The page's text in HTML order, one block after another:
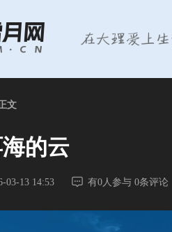
文
的云
03-13 14:53 有0人参与 0条评论